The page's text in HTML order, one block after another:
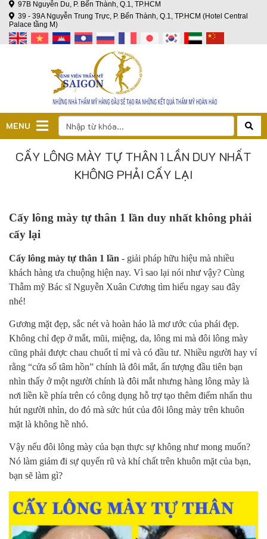
97B Nguyễn Du, P. Bến Thành, Q.1, TP.HCM
39 - 39A Nguyễn Trung Trực, P. Bến Thành, Q.1, TP.HCM (Hotel Central
Palace tầng M)
MENU
CẤY LÔNG MÀY TỰ THÂN 1 LẦN DUY NHẤT
KHÔNG PHẢI CẤY LẠI
Cấy lông mày tự thân 1 lần duy nhất không phải
cấy lại
Cấy lông mày tự thân 1 lần - giải pháp hữu hiệu mà nhiều
khách hàng ưa chuộng hiện nay. Vì sao lại nói như vậy? Cùng
Thẫm mỹ Bác sĩ Nguyễn Xuân Cương tìm hiểu ngay sau đây
nhé!
Gương mặt đẹp, sắc nét và hoàn hảo là mơ ước của phái đẹp.
Không chỉ đẹp ở mắt, mũi, miệng, da, lông mi mà đôi lông mày
cũng phải được chau chuốt tỉ mỉ và có đầu tư. Nhiều người hay ví
rằng “cửa sổ tâm hồn” chính là đôi mắt, ấn tượng đầu tiên bạn
nhìn thấy ở một người chính là đôi mắt nhưng hàng lông mày là
nơi liền kề phía trên có công dụng hỗ trợ tạo thêm điểm nhấn thu
hút người nhìn, do đó mà sức hút của đôi lông mày trên khuôn
mặt là không hề nhỏ.
Vậy nếu đôi lông mày của bạn thực sự không như mong muốn?
Nó làm giảm đi sự quyến rũ và khí chất trên khuôn mặt của bạn,
bạn sẽ làm gì?